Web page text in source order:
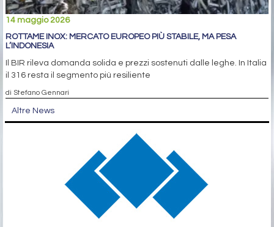
14 maggio 2026
ROTTAME INOX: MERCATO EUROPEO PIÙ STABILE, MA PESA
L’INDONESIA
Il BIR rileva domanda solida e prezzi sostenuti dalle leghe. In Italia
il 316 resta il segmento più resiliente
di Stefano Gennari
Altre News